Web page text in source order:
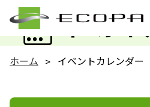
イベン
ホーム イベントカレンダー